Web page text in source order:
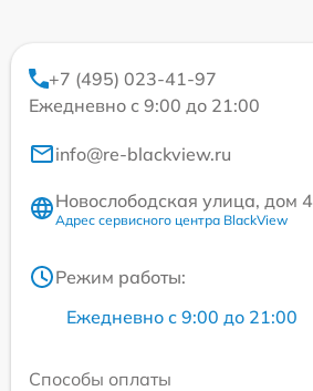
+7 (495) 023-41-97
Ежедневно с 9:00 до 21:00
info@re-blackview.ru
Новослободская улица, дом 4
Адрес сервисного центра BlackView
Режим работы:
Ежедневно с 9:00 до 21:00
Способы оплаты